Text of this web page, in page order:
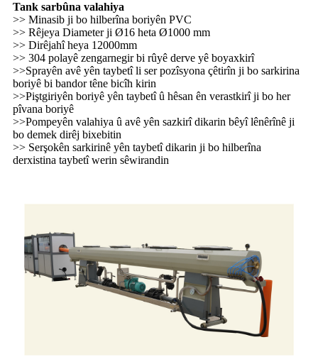
Tank sarbûna valahiya
>> Minasib ji bo hilberîna boriyên PVC
>> Rêjeya Diameter ji Ø16 heta Ø1000 mm
>> Dirêjahî heya 12000mm
>> 304 polayê zengarnegir bi rûyê derve yê boyaxkirî
>>Sprayên avê yên taybetî li ser pozîsyona çêtirîn ji bo sarkirina
boriyê bi bandor têne bicîh kirin
>>Piştgiriyên boriyê yên taybetî û hêsan ên verastkirî ji bo her
pîvana boriyê
>>Pompeyên valahiya û avê yên sazkirî dikarin bêyî lênêrînê ji
bo demek dirêj bixebitin
>> Serşokên sarkirinê yên taybetî dikarin ji bo hilberîna
derxistina taybetî werin sêwirandin